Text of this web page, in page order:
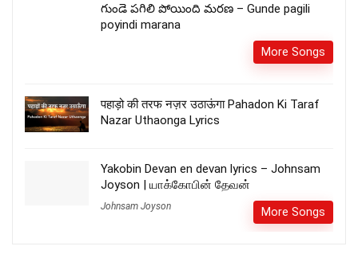
గుండె పగిలి పోయింది మరణ – Gunde pagili
poyindi marana
More Songs
पहाड़ो की तरफ नज़र उठाऊंगा Pahadon Ki Taraf
Nazar Uthaonga Lyrics
Yakobin Devan en devan lyrics – Johnsam
Joyson | யாக்கோபின் தேவன்
Johnsam Joyson More Songs